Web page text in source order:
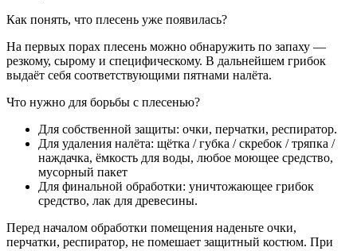
Как понять, что плесень уже появилась?
На первых порах плесень можно обнаружить по запаху —
резкому, сырому и специфическому. В дальнейшем грибок
выдаёт себя соответствующими пятнами налёта.
Что нужно для борьбы с плесенью?
Для собственной защиты: очки, перчатки, респиратор.
Для удаления налёта: щётка / губка / скребок / тряпка /
наждачка, ёмкость для воды, любое моющее средство,
мусорный пакет
Для финальной обработки: уничтожающее грибок
средство, лак для древесины.
Перед началом обработки помещения наденьте очки,
перчатки, респиратор, не помешает защитный костюм. При